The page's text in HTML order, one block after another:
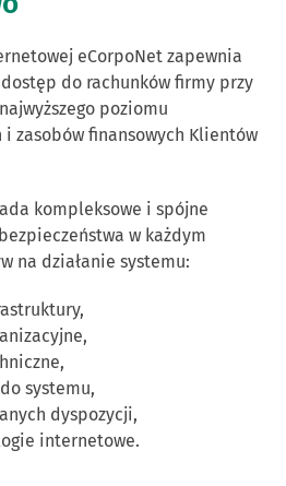
eCorpoNet zapewnia
do rachunków firmy przy
poziomu
zasobów finansowych Klientów
kompleksowe i spójne
w każdym
na działanie systemu:
systemu,
dyspozycji,
internetowe.